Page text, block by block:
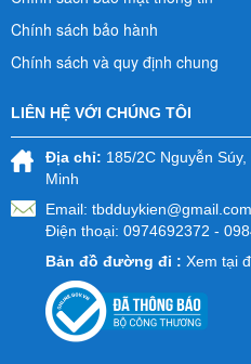
Chính sách bảo hành
Chính sách và quy định chung
LIÊN HỆ VỚI CHÚNG TÔI
Địa chỉ: 185/2C Nguyễn
Minh
Email: tbdduykien@gmail.com
Điện thoại: 0974692372 -
Bản đồ đường đi : Xem tại